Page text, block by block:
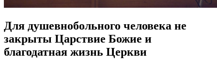
Для душевнобольного человека не
закрыты Царствие Божие и
благодатная жизнь Церкви